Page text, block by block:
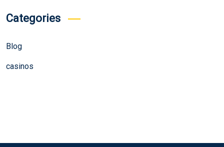
Categories
Blog
casinos